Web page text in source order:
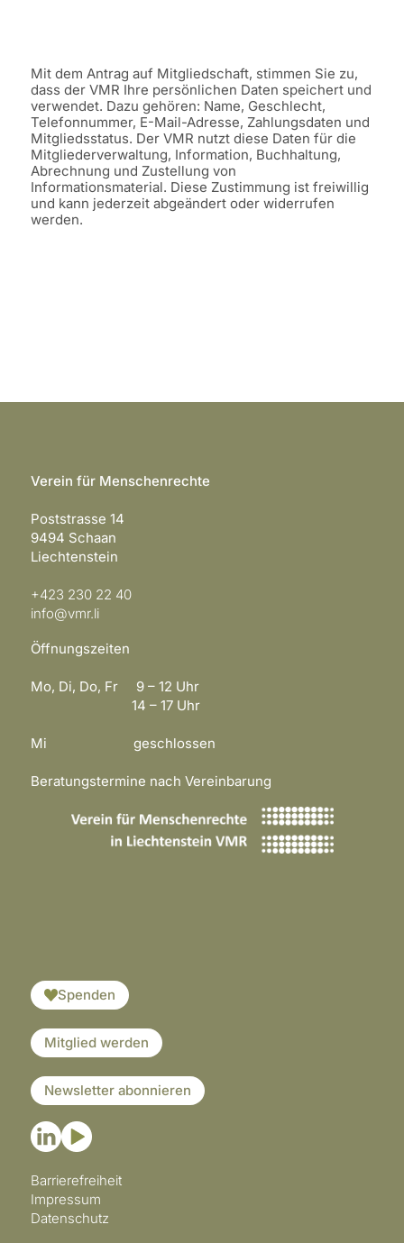
Mit dem Antrag auf Mitgliedschaft, stimmen Sie zu,
dass der VMR Ihre persönlichen Daten speichert und
verwendet. Dazu gehören: Name, Geschlecht,
Telefonnummer, E-Mail-Adresse, Zahlungsdaten und
Mitgliedsstatus. Der VMR nutzt diese Daten für die
Mitgliederverwaltung, Information, Buchhaltung,
Abrechnung und Zustellung von
Informationsmaterial. Diese Zustimmung ist freiwillig
und kann jederzeit abgeändert oder widerrufen
werden.
Verein für Menschenrechte
Poststrasse 14
9494 Schaan
Liechtenstein
+423 230 22 40
info@vmr.li
Öffnungszeiten
Mo, Di, Do, Fr 9 – 12 Uhr
14 – 17 Uhr
Mi geschlossen
Beratungstermine nach Vereinbarung
Spenden
Mitglied werden
Newsletter abonnieren
Barrierefreiheit
Impressum
Datenschutz